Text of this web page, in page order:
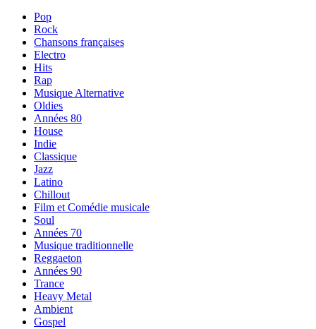
Pop
Rock
Chansons françaises
Electro
Hits
Rap
Musique Alternative
Oldies
Années 80
House
Indie
Classique
Jazz
Latino
Chillout
Film et Comédie musicale
Soul
Années 70
Musique traditionnelle
Reggaeton
Années 90
Trance
Heavy Metal
Ambient
Gospel